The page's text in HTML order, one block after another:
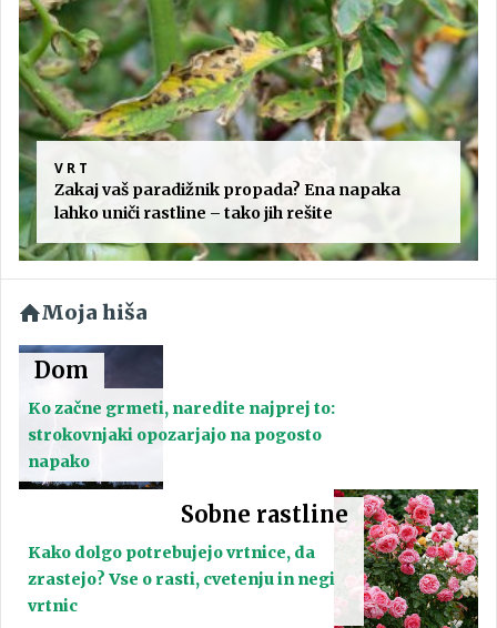
VRT
Zakaj vaš paradižnik propada? Ena napaka
lahko uniči rastline – tako jih rešite
Moja hiša
Dom
Ko začne grmeti, naredite najprej to:
strokovnjaki opozarjajo na pogosto
napako
Sobne rastline
Kako dolgo potrebujejo vrtnice, da
zrastejo? Vse o rasti, cvetenju in negi
vrtnic